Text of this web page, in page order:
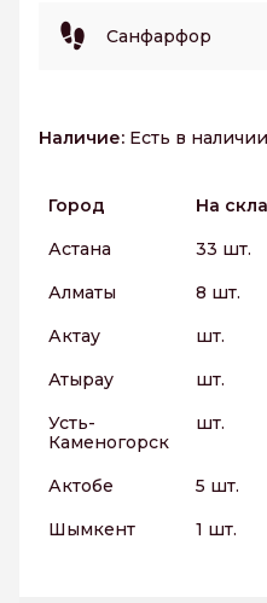
Санфарфор
Наличие: Есть в наличии
Город На
Астана
33 шт.
Алматы
8 шт.
Актау
шт.
Атырау
шт.
Усть-
Каменогорск
шт.
Актобе
5 шт.
Шымкент
1 шт.